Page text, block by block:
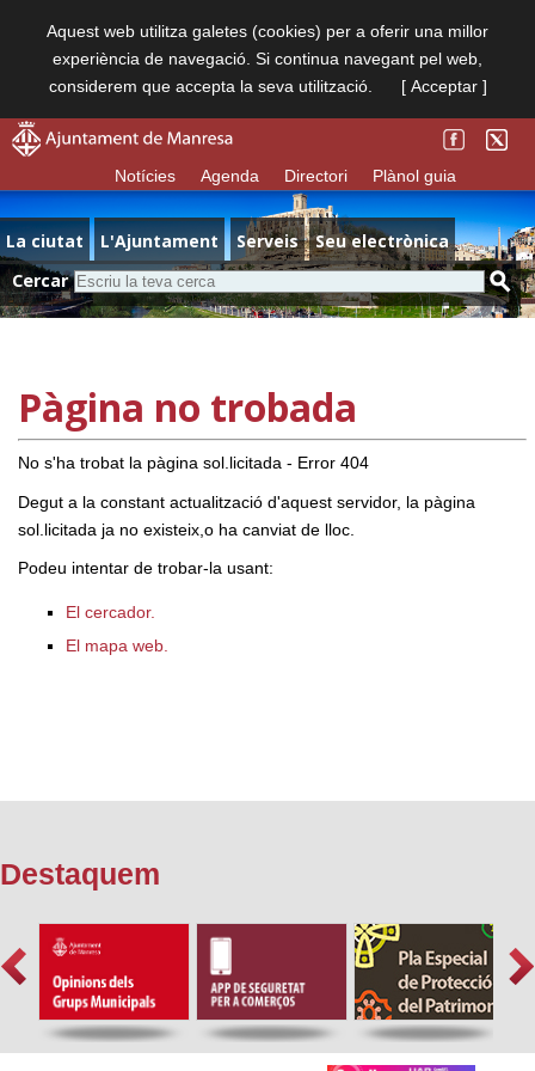
Aquest web utilitza galetes (cookies) per a oferir una millor
experiència de navegació. Si continua navegant pel web,
considerem que accepta la seva utilització.
[ Acceptar ]
Notícies Agenda Directori Plànol guia
La ciutat L'Ajuntament Serveis
Seu electrònica
Cercar
Pàgina no trobada
No s'ha trobat la pàgina sol.licitada - Error 404
Degut a la constant actualització d'aquest servidor, la pàgina
sol.licitada ja no existeix,o ha canviat de lloc.
Podeu intentar de trobar-la usant:
El cercador.
El mapa web.
Destaquem